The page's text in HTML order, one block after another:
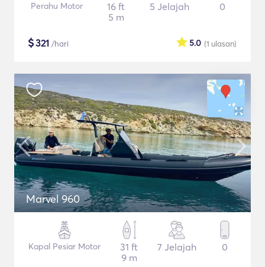
Perahu Motor
16 ft
5 m
5 Jelajah 0
$321 /hari (1 ulasan)
5.0
Marvel 960
Kapal Pesiar Motor
31 ft
9 m
7 Jelajah 0